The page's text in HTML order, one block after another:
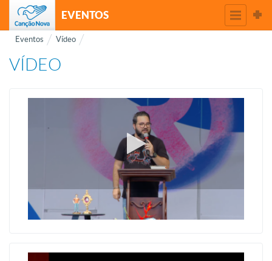
EVENTOS
Eventos Vídeo
VÍDEO
Desconstruir para construir !